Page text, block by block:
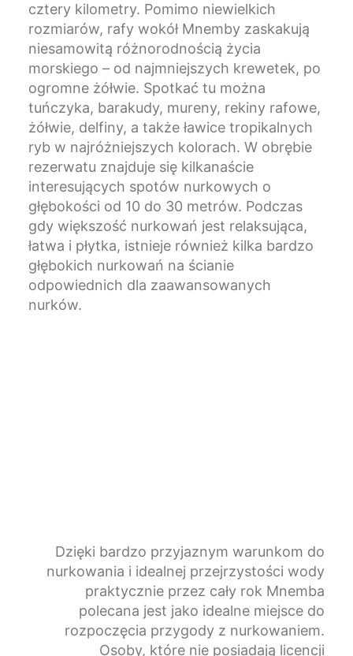
cztery kilometry. Pomimo niewielkich
rozmiarów, rafy wokół Mnemby zaskakują
niesamowitą różnorodnością życia
morskiego – od najmniejszych krewetek, po
ogromne żółwie. Spotkać tu można
tuńczyka, barakudy, mureny, rekiny rafowe,
żółwie, delfiny, a także ławice tropikalnych
ryb w najróżniejszych kolorach. W obrębie
rezerwatu znajduje się kilkanaście
interesujących spotów nurkowych o
głębokości od 10 do 30 metrów. Podczas
gdy większość nurkowań jest relaksująca,
łatwa i płytka, istnieje również kilka bardzo
głębokich nurkowań na ścianie
odpowiednich dla zaawansowanych
nurków.
Dzięki bardzo przyjaznym warunkom do
nurkowania i idealnej przejrzystości wody
praktycznie przez cały rok Mnemba
polecana jest jako idealne miejsce do
rozpoczęcia przygody z nurkowaniem.
Osoby, które nie posiadają licencji